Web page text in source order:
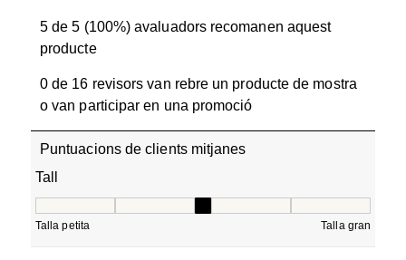
5 de 5 (100%) avaluadors recomanen aquest
producte
0 de 16 revisors van rebre un producte de mostra
o van participar en una promoció
Puntuacions de clients mitjanes
Tall
Talla petita Talla gran